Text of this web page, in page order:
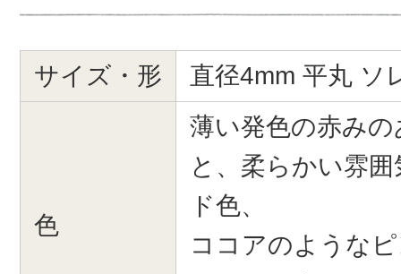
サイズ・形 直径4mm 平丸 ソ
色
薄い発色の赤み
と、柔らかい雰
ド色、
ココアのような